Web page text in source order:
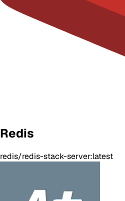
Redis
redis/redis-stack-server:latest